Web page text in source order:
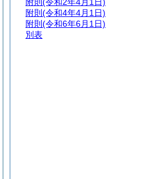
附則 (令和4年4月1日)
附則 (令和6年6月1日)
別表